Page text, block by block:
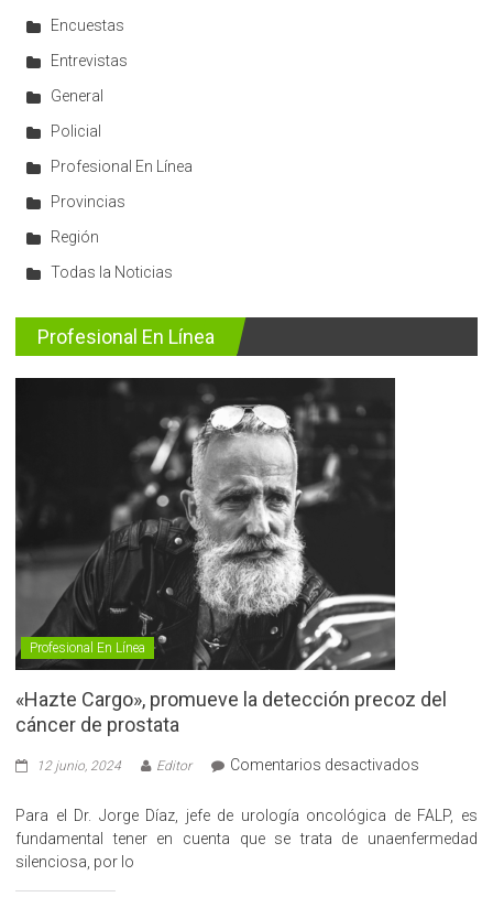
Encuestas
Entrevistas
General
Policial
Profesional En Línea
Provincias
Región
Todas la Noticias
Profesional En Línea
Profesional En Línea
«Hazte Cargo», promueve la detección precoz del
cáncer de prostata
12 junio, 2024 Editor Comentarios desactivados
Cargo»,
promueve
Para el Dr. Jorge Díaz, jefe de urología oncológica de FALP, es
fundamental tener en cuenta que se trata de unaenfermedad
silenciosa, por lo